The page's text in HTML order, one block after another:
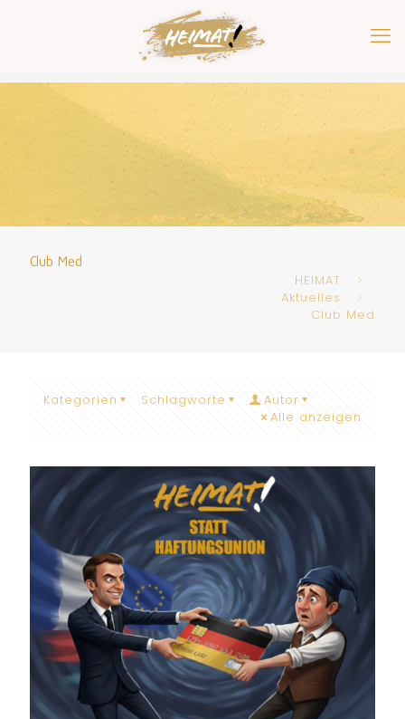
Club Med
HEIMAT
Aktuelles
Club Med
Kategorien Schlagworte
Autor
Alle anzeigen